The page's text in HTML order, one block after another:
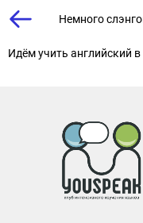
Немного
Идём учить английский в